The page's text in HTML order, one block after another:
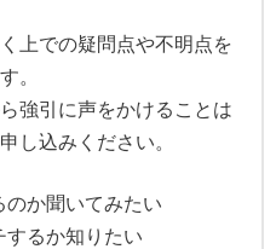
上での疑問点や不明点を
。
強引に声をかけることは
し込みください。
のか聞いてみたい
するか知りたい